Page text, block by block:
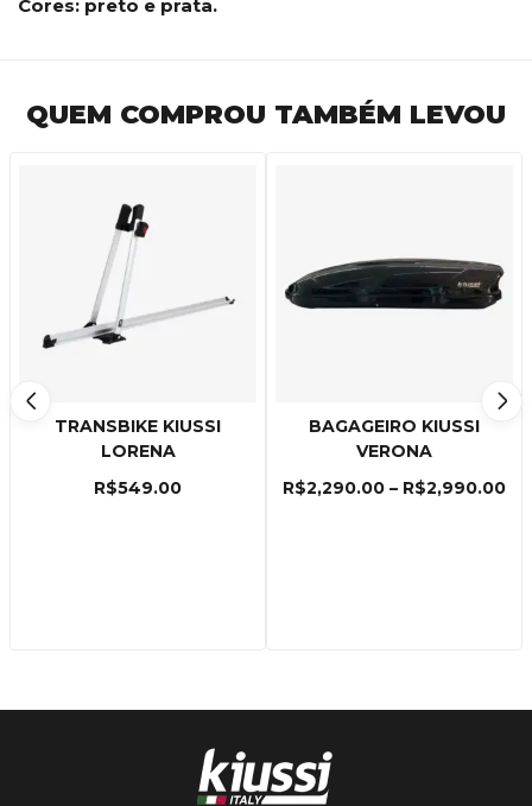
Cores: preto e prata.
QUEM COMPROU TAMBÉM LEVOU
TRANSBIKE KIUSSI
LORENA
R$549.00
BAGAGEIRO KIUSSI
VERONA
R$2,290.00 – R$2,990.00